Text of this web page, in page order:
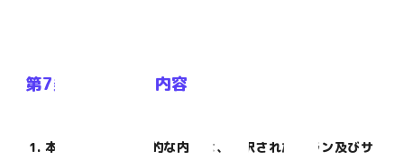
第7条（サービス内容）
本サービスの具体的な内容は、選択されたプラン及びサ